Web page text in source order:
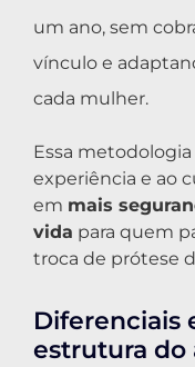
um ano, sem
vínculo e
cada mulher.
Essa metodologia
experiência e ao
em mais
vida para quem
troca de prótese
Diferenciais
estrutura